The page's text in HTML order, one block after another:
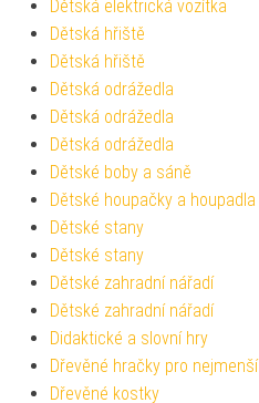
Dětská elektrická vozítka
Dětská hřiště
Dětská hřiště
Dětská odrážedla
Dětská odrážedla
Dětská odrážedla
Dětské boby a sáně
Dětské houpačky a houpadla
Dětské stany
Dětské stany
Dětské zahradní nářadí
Dětské zahradní nářadí
Didaktické a slovní hry
Dřevěné hračky pro nejmenší
Dřevěné kostky